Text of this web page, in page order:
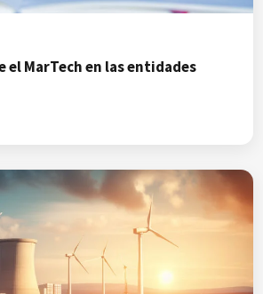
el MarTech en las entidades